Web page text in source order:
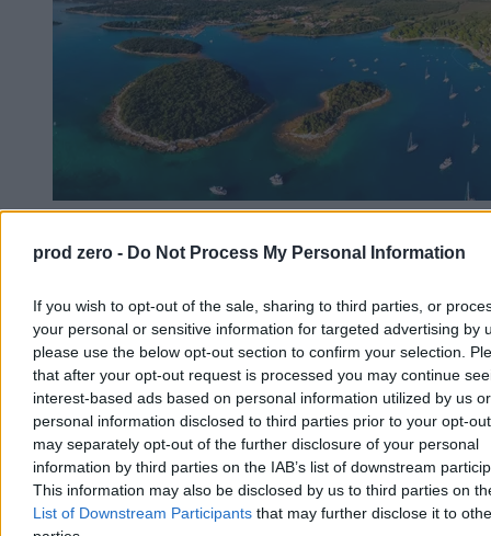
prod zero - Do Not Process My Personal Information
If you wish to opt-out of the sale, sharing to third parties, or
your personal or sensitive information for targeted advertising by
please use the below opt-out section to confirm your selection.
that after your opt-out request is processed you may continue
interest-based ads based on personal information utilized by us or
personal information disclosed to third parties prior to your opt-
may separately opt-out of the further disclosure of your personal
information by third parties on the IAB’s list of downstream
This information may also be disclosed by us to third parties on
List of Downstream Participants that may further disclose it to
Chorwacji
W piątek w pobliżu Medulinu na Istrii zmarł 40-letni obywatel
Polski, który źle poczuł się podczas nurkowania na głębokości
ponad 20 metrów. Mężczyznę przewieziono łodzią do zatoki Polje,
gdzie mimo reanimacji nie udało się go uratować. Chorwacka
policja bada okoliczności zdarzenia.
Aleksandra Cieślik
Wczoraj 19:08
2 min